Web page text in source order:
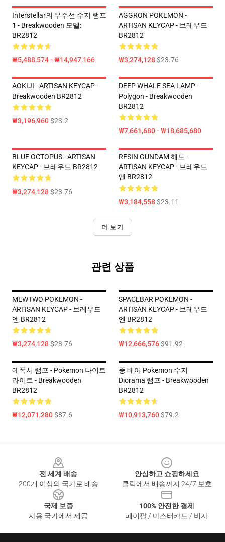
Interstellar의 우주선 수지 램프
1 - Breakwooden 모델:
BR2812
₩5,488,574 - ₩14,947,166
AGGRON POKEMON -
ARTISAN KEYCAP - 브레우드
BR2812
₩3,274,128$23.76
AOKIJI - ARTISAN KEYCAP -
Breakwooden BR2812
₩3,196,960$23.2
DEEP WHALE SEA LAMP -
Polygon - Breakwooden
BR2812
₩7,661,680 - ₩18,685,680
BLUE OCTOPUS - ARTISAN
KEYCAP - 브레우드 BR2812
₩3,274,128$23.76
RESIN GUNDAM 헤드 -
ARTISAN KEYCAP - 브레우드
엔 BR2812
₩3,184,558$23.11
더 보기
관련 상품
MEWTWO POKEMON -
ARTISAN KEYCAP - 브레우드
엔 BR2812
₩3,274,128$23.76
SPACEBAR POKEMON -
ARTISAN KEYCAP - 브레우드
엔 BR2812
₩12,666,576$91.92
에폭시 램프 - Pokemon 나이트
라이트 - Breakwooden
BR2812
₩12,071,280$87.6
뚱 베어 Pokemon 수지
Diorama 램프 - Breakwooden
BR2812
₩10,913,760$79.2
전 세계 배송
200개 이상의 국가로 배송
안심하고 쇼핑하세요
클릭에서 배송까지 24/7 보호
국제 보증
사용 국가에서 제공
100% 안전한 결제
페이팔 / 마스터카드 / 비자